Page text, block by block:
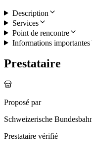
Description
Services
Point de rencontre
Informations importantes
Prestataire
Proposé par
Schweizerische
Prestataire vérifié